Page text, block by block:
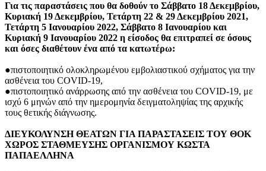
Για τις παραστάσεις που θα δοθούν το Σάββατο 18 Δεκεμβρίου,
Κυριακή 19 Δεκεμβρίου, Τετάρτη 22 & 29 Δεκεμβρίου 2021,
Τετάρτη 5 Ιανουαρίου 2022, Σάββατο 8 Ιανουαρίου και
Κυριακή 9 Ιανουαρίου 2022 η είσοδος θα επιτραπεί σε όσους
και όσες διαθέτουν ένα από τα κατωτέρω:
●πιστοποιητικό ολοκληρωμένου εμβολιαστικού σχήματος για την
ασθένεια του COVID-19,
●πιστοποιητικό ανάρρωσης από την ασθένεια του COVID-19, με
ισχύ 6 μηνών από την ημερομηνία δειγματοληψίας της αρχικής
τους θετικής διάγνωσης.
ΔΙΕΥΚΟΛΥΝΣΗ ΘΕΑΤΩΝ ΓΙΑ ΠΑΡΑΣΤΑΣΕΙΣ ΤΟΥ ΘΟΚ
ΧΩΡΟΣ ΣΤΑΘΜΕΥΣΗΣ ΟΡΓΑΝΙΣΜΟΥ ΚΩΣΤΑ
ΠΑΠΑΕΛΛΗΝΑ